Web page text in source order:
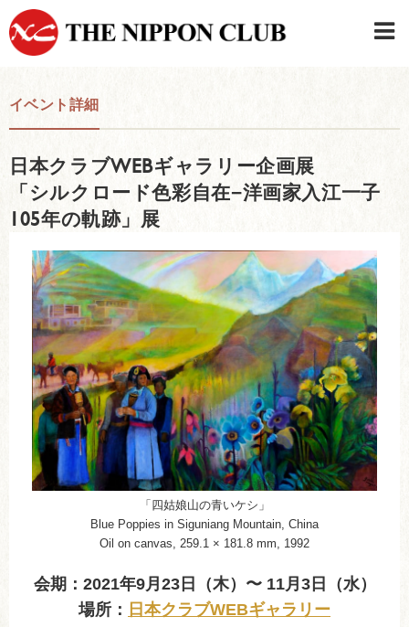
イベント詳細
日本クラブWEBギャラリー企画展
「シルクロード色彩自在−洋画家入江一子
105年の軌跡」展
「四姑娘山の青いケシ」
Blue Poppies in Siguniang Mountain, China
Oil on canvas, 259.1 × 181.8 mm, 1992
会期：2021年9月23日（木）〜 11月3日（水）
場所： 日本クラブWEBギャラリー
日本クラブメンバーログイン
連絡先・駐車場
はじめてご利用の方はこちら
›